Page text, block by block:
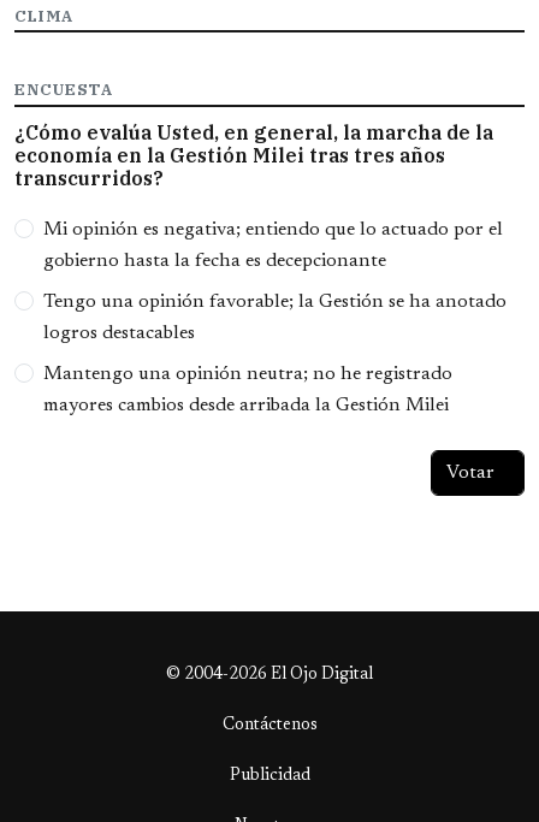
CLIMA
ENCUESTA
¿Cómo evalúa Usted, en general, la marcha de la
economía en la Gestión Milei tras tres años
transcurridos?
Opciones
Mi opinión es negativa; entiendo que lo actuado por el
gobierno hasta la fecha es decepcionante
Tengo una opinión favorable; la Gestión se ha anotado
logros destacables
Mantengo una opinión neutra; no he registrado
mayores cambios desde arribada la Gestión Milei
© 2004-2026 El Ojo Digital
Contáctenos
Publicidad